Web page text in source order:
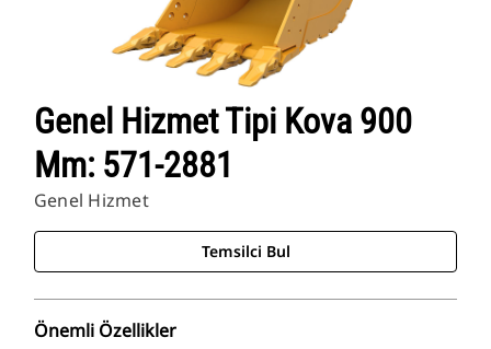
Genel Hizmet Tipi Kova 900
Mm: 571-2881
Genel Hizmet
Temsilci Bul
Önemli Özellikler